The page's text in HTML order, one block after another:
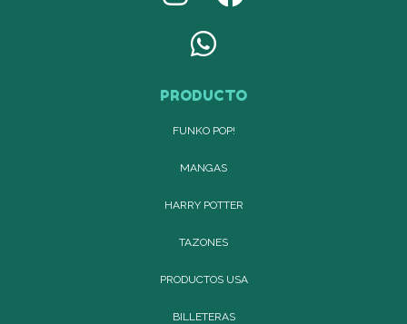
PRODUCTO
FUNKO POP!
MANGAS
HARRY POTTER
TAZONES
PRODUCTOS USA
BILLETERAS